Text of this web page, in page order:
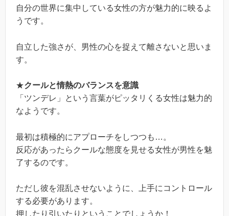
自分の世界に集中している女性の方が魅力的に映るよ
うです。
自立した強さが、男性の心を捉えて離さないと思いま
す。
★クールと情熱のバランスを意識
「ツンデレ」という言葉がピッタリくる女性は魅力的
なようです。
最初は積極的にアプローチをしつつも…。
反応があったらクールな態度を見せる女性が男性を魅
了するのです。
ただし彼を混乱させないように、上手にコントロール
する必要があります。
押したり引いたりということでしょうか！